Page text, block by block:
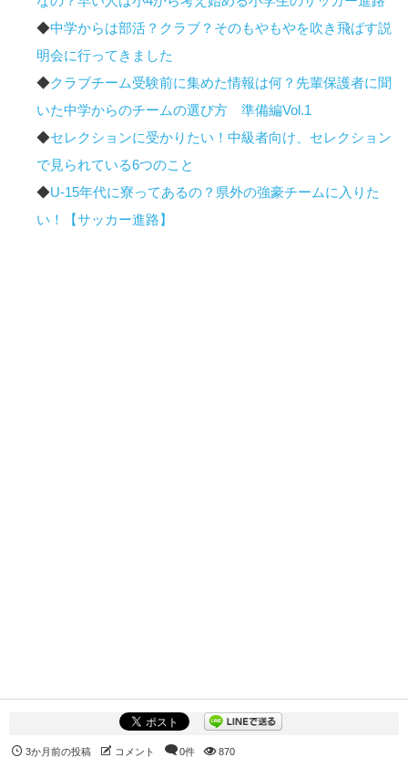
◆中学からは部活？クラブ？そのもやもやを吹き飛ばす説
明会に行ってきました
◆クラブチーム受験前に集めた情報は何？先輩保護者に聞
いた中学からのチームの選び方 準備編Vol.1
◆セレクションに受かりたい！中級者向け、セレクション
で見られている6つのこと
◆U-15年代に寮ってあるの？県外の強豪チームに入りた
い！【サッカー進路】
3か月前の投稿 コメント 0件 870